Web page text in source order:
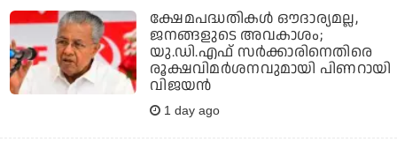
ക്ഷേമപദ്ധതികള്‍ ഔദാര്യമല്ല,
ജനങ്ങളുടെ അവകാശം;
യു.ഡി.എഫ് സര്‍ക്കാരിനെതിരെ
രൂക്ഷവിമര്‍ശനവുമായി പിണറായി
വിജയന്‍
1 day ago